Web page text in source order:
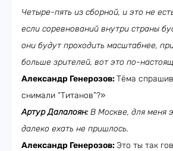
Четыре-пять из сборной, и это не
если соревнований внутри страны
они будут проходить масштабнее,
больше зрителей, вот это по-
Александр Генерозов:Тёма
снимали “Титанов”?»
Артур Далалоян:В Москве, для меня
далеко ехать не пришлось.
Александр Генерозов:Это ты так